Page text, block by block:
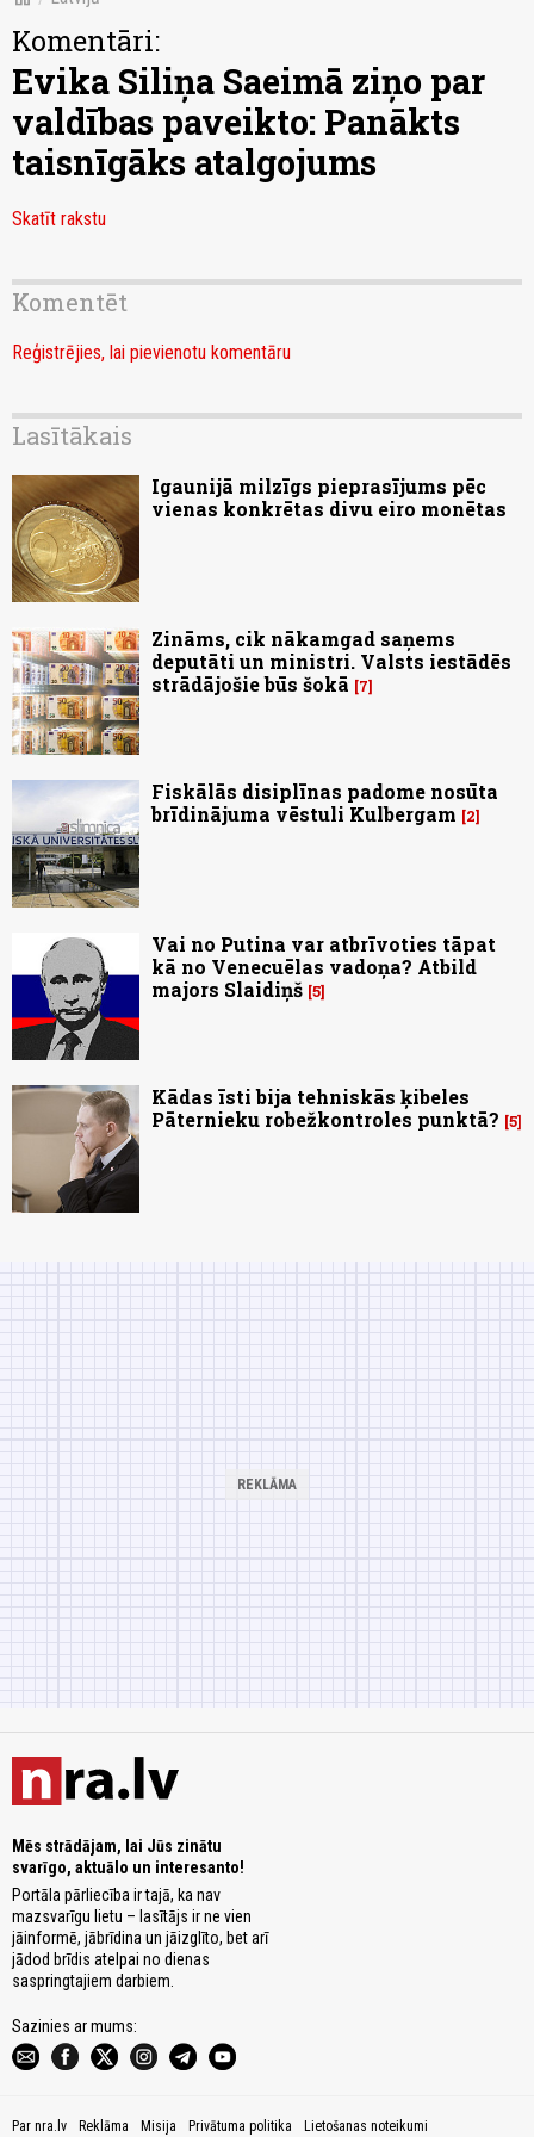
Komentāri:
Evika Siliņa Saeimā ziņo par
valdības paveikto: Panākts
taisnīgāks atalgojums
Skatīt rakstu
Komentēt
Reģistrējies, lai pievienotu komentāru
Lasītākais
Igaunijā milzīgs pieprasījums pēc
vienas konkrētas divu eiro monētas
Zināms, cik nākamgad saņems
deputāti un ministri. Valsts iestādēs
strādājošie būs šokā
7
Fiskālās disiplīnas padome nosūta
brīdinājuma vēstuli Kulbergam
2
Vai no Putina var atbrīvoties tāpat
kā no Venecuēlas vadoņa? Atbild
majors Slaidiņš 5
Kādas īsti bija tehniskās ķibeles
Pāternieku robežkontroles punktā? 5
Mēs strādājam, lai Jūs zinātu
svarīgo, aktuālo un interesanto!
Portāla pārliecība ir tajā, ka nav
mazsvarīgu lietu – lasītājs ir ne vien
jāinformē, jābrīdina un jāizglīto, bet arī
jādod brīdis atelpai no dienas
saspringtajiem darbiem.
Sazinies ar mums:
Par nra.lv Reklāma Misija Privātuma politika Lietošanas noteikumi